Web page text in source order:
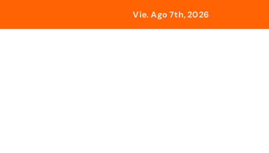
afectados por los terremotos
alrededor de 420.000 barriles diarios
Vie. Ago 7th, 2026